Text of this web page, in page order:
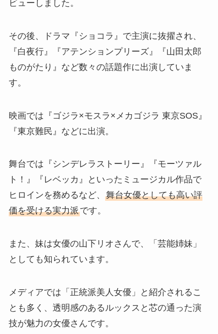
ビューしました。
その後、ドラマ『ショコラ』で主演に抜擢され、
『白夜行』『アテンションプリーズ』『山田太郎
ものがたり』など数々の話題作に出演していま
す。
映画では『ゴジラ×モスラ×メカゴジラ 東京SOS』
『東京難民』などに出演。
舞台では『シンデレラストーリー』『モーツァル
ト！』『レベッカ』といったミュージカル作品で
ヒロインを務めるなど、 舞台女優としても高い評
価を受ける実力派です。
また、妹は女優の山下リオさんで、「芸能姉妹」
としても知られています。
メディアでは「正統派美人女優」と紹介されるこ
とも多く、透明感のあるルックスと芯の通った演
技が魅力の女優さんです。